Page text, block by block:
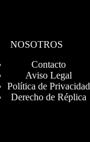
NOSOTROS
Contacto
Aviso Legal
Política de Privacidad
Derecho de Réplica